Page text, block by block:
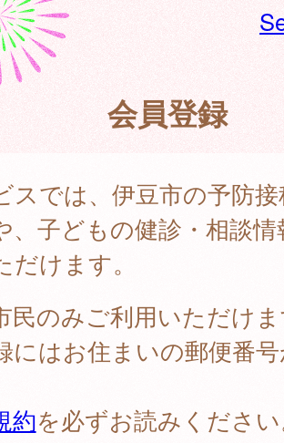
会員登録
スでは、伊豆市の予防
、子どもの健診・相談
だけます。
民のみご利用いただけ
にはお住まいの郵便番
約を必ずお読みくださ